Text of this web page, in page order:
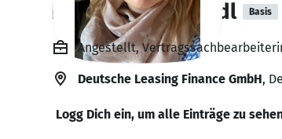
Heike-Britt Tahödl Basis
Angestellt,
Deutsche Leasing Finance GmbH,
Logg Dich ein, um alle Einträge zu